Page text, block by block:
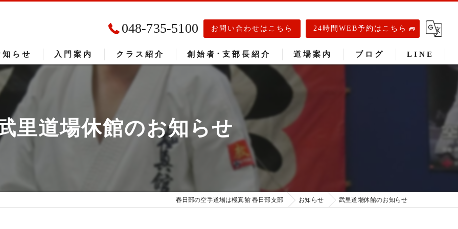
048-735-5100 お問い合わせはこちら 24時間WEB予約はこちら
知らせ 入門案内 クラス紹介 創始者･支部長紹介 道場案内
春日部道場
ブログ LINE
里道場休館のお知らせ
春日部の空手道場は極真館 春日部支部 お知らせ 武里道場休館のお知らせ